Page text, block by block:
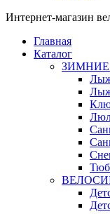
Интернет-магазин
Главная
Каталог